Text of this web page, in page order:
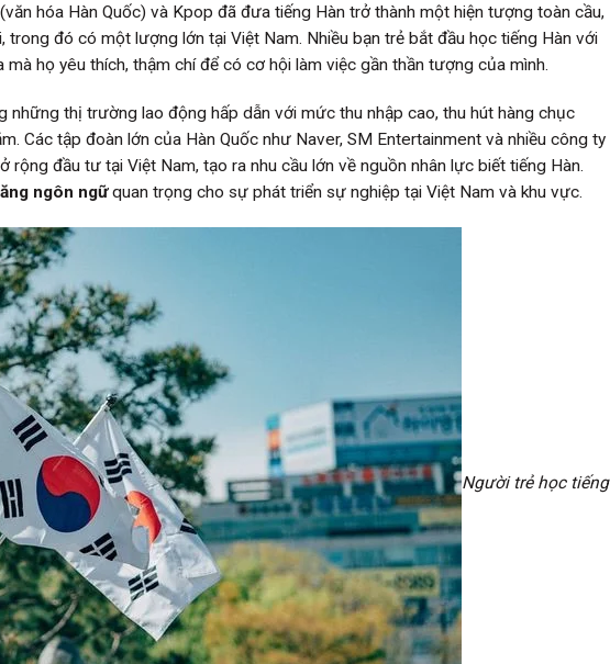
hóa Hàn Quốc) và Kpop đã đưa tiếng Hàn trở thành một hiện tượng toàn cầu,
trong đó có một lượng lớn tại Việt Nam. Nhiều bạn trẻ bắt đầu học tiếng Hàn với
họ yêu thích, thậm chí để có cơ hội làm việc gần thần tượng của mình.
những thị trường lao động hấp dẫn với mức thu nhập cao, thu hút hàng chục
Các tập đoàn lớn của Hàn Quốc như Naver, SM Entertainment và nhiều công ty
rộng đầu tư tại Việt Nam, tạo ra nhu cầu lớn về nguồn nhân lực biết tiếng Hàn.
ngôn ngữquan trọng cho sự phát triển sự nghiệp tại Việt Nam và khu vực.
Người trẻ học tiếng